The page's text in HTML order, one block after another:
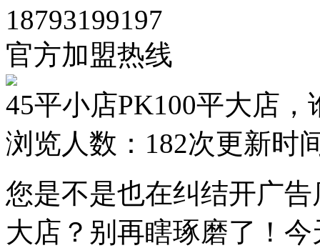
18793199197
官方加盟热线
45平小店PK100平大店
浏览人数： 182次更新时
您是不是也在纠结开广
大店？别再瞎琢磨了！